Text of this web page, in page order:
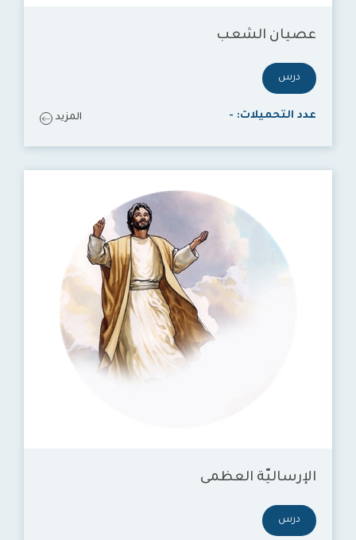
عصيان الشعب
درس
عدد التحميلات: - المزيد
الإرساليّة العظمى
درس